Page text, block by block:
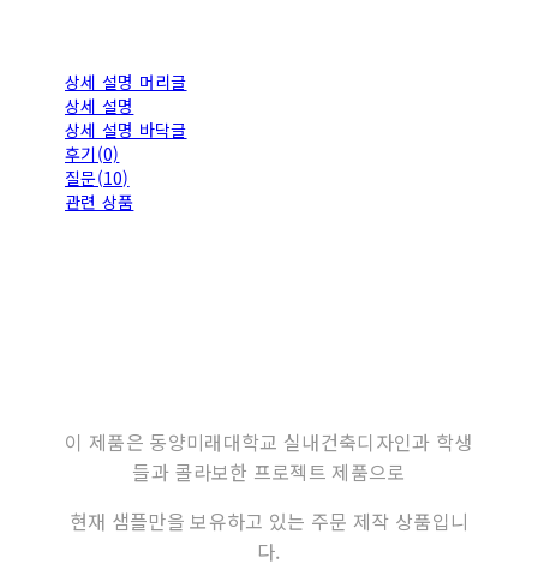
상세 설명 머리글
상세 설명
상세 설명 바닥글
후기(0)
질문(10)
관련 상품
이 제품은 동양미래대학교 실내건축디자인과 학생
들과 콜라보한 프로젝트 제품으로
현재 샘플만을 보유하고 있는 주문 제작 상품입니
다.